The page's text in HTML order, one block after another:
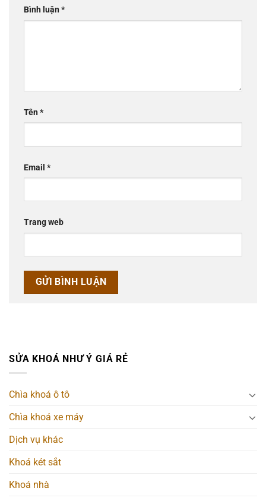
Bình luận*
Tên*
Email *
Trang web
SỬA KHOÁ NHƯ Ý GIÁ RẺ
Chìa khoá ô tô
Chìa khoá xe máy
Dịch vụ khác
Khoá két sắt
Khoá nhà